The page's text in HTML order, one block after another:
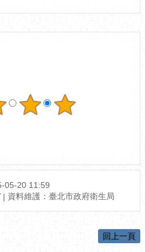
05-20 11:59
資料維護：臺北市政府衛生局
回上一頁